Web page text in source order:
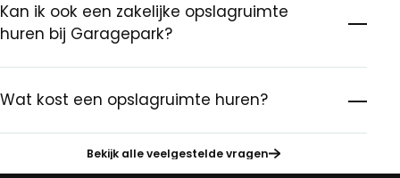
Kan ik ook een zakelijke opslagruimte
huren bij Garagepark?
Wat kost een opslagruimte huren?
Bekijk alle veelgestelde vragen